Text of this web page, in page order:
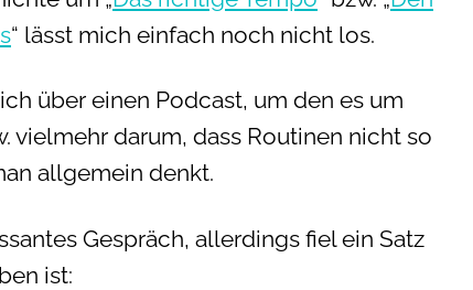
“ lässt mich einfach noch nicht los.
über einen Podcast, um den es um
vielmehr darum, dass Routinen nicht so
allgemein denkt.
Gespräch, allerdings fiel ein Satz
ist: